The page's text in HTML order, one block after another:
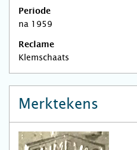
Periode
na 1959
Reclame
Klemschaats
Merktekens